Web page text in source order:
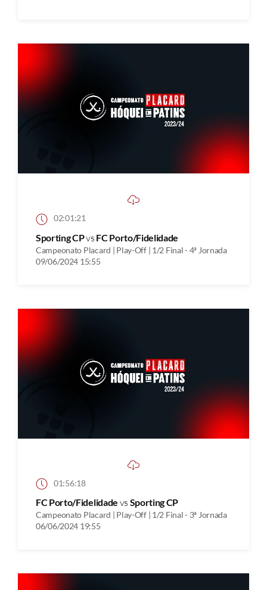
02:01:21
Sporting CPvs FC Porto/Fidelidade
Campeonato Placard | Play-Off | 1/2 Final - 4ª Jornada
09/06/2024 15:55
01:56:18
FC Porto/Fidelidade vs Sporting CP
Campeonato Placard | Play-Off | 1/2 Final - 3ª Jornada
06/06/2024 19:55